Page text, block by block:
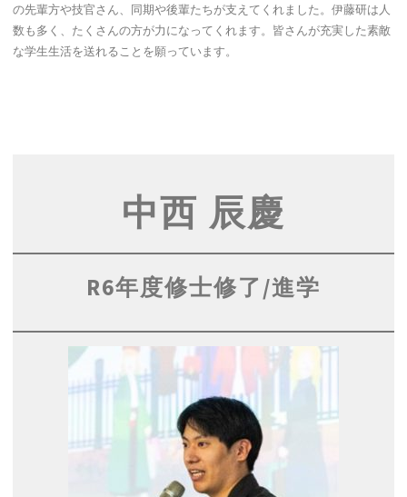
の先輩方や技官さん、同期や後輩たちが支えてくれました。伊藤研は人
数も多く、たくさんの方が力になってくれます。皆さんが充実した素敵
な学生生活を送れることを願っています。
中西 辰慶
R6年度修士修了/進学